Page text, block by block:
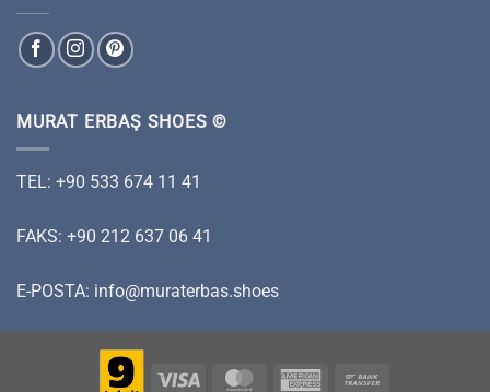
MURAT ERBAŞ SHOES ©
TEL: +90 533 674 11 41
FAKS: +90 212 637 06 41
E-POSTA: info@muraterbas.shoes